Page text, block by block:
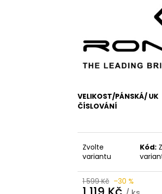
VELIKOST/PÁNSKÁ/ UK
ČÍSLOVÁNÍ
Zvolte
variantu
Kód:
1 599 Kč –30 %